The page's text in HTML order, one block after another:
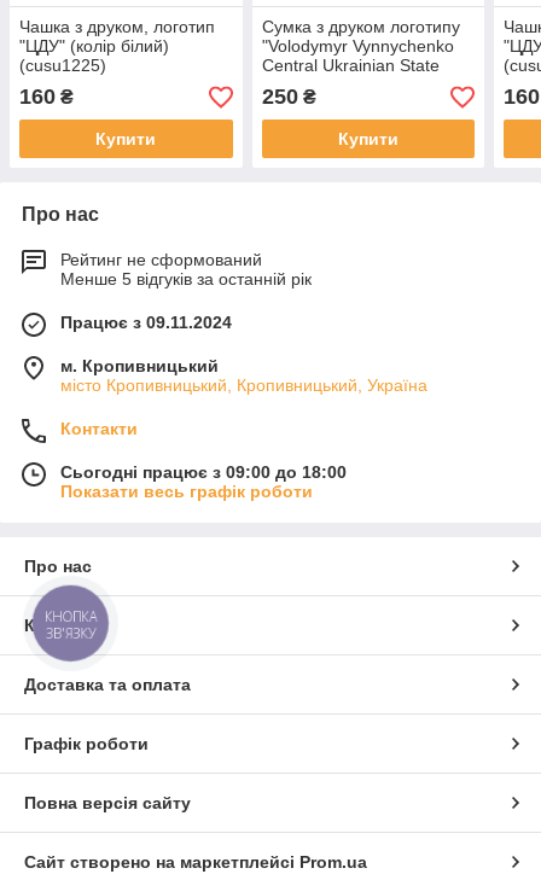
Чашка з друком, логотип
"ЦДУ" (колір білий)
(cusu1225)
160 ₴
Купити
Сумка з друком логотипу
"Volodymyr Vynnychenko
Central Ukrainian State
University" (колір темно-
синій) (cusu1258)
250₴
Купити
160
Про нас
Рейтинг не сформований
Менше 5 відгуків за останній рік
Працює з 09.11.2024
м. Кропивницький
місто Кропивницький, Кропивницький, Україна
Контакти
Сьогодні працює з 09:00 до 18:00
Показати весь графік роботи
Про нас
Контакти
Доставка та оплата
Графік роботи
Повна версія сайту
Сайт створено на маркетплейсі Prom.ua
КНОПКА
ЗВ'ЯЗКУ